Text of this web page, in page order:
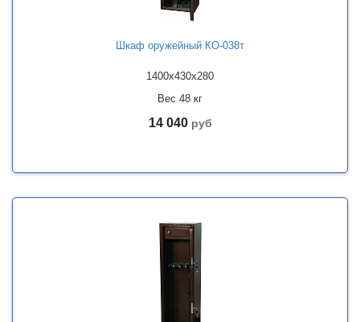
Шкаф оружейный КО-038т
1400x430x280
Вес 48 кг
14 040 руб